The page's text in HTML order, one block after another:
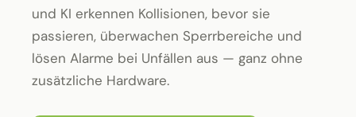
und KI erkennen Kollisionen, bevor sie
passieren, überwachen Sperrbereiche und
lösen Alarme bei Unfällen aus — ganz ohne
zusätzliche Hardware.